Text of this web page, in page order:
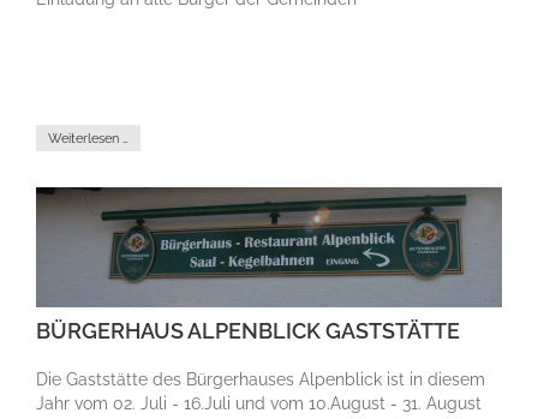
Weiterlesen …
BÜRGERHAUS ALPENBLICK GASTSTÄTTE
Die Gaststätte des Bürgerhauses Alpenblick ist in diesem
Jahr vom 02. Juli - 16.Juli und vom 10.August - 31. August